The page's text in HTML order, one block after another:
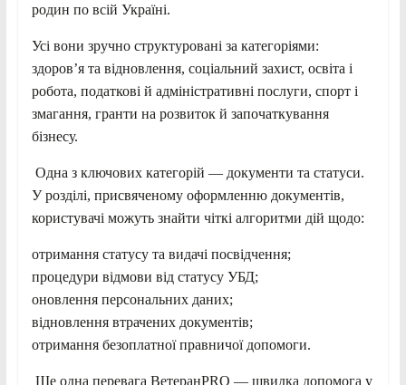
родин по всій Україні.
Усі вони зручно структуровані за категоріями:
здоров’я та відновлення, соціальний захист, освіта і
робота, податкові й адміністративні послуги, спорт і
змагання, гранти на розвиток й започаткування
бізнесу.
Одна з ключових категорій — документи та статуси.
У розділі, присвяченому оформленню документів,
користувачі можуть знайти чіткі алгоритми дій щодо:
отримання статусу та видачі посвідчення;
процедури відмови від статусу УБД;
оновлення персональних даних;
відновлення втрачених документів;
отримання безоплатної правничої допомоги.
Ще одна перевага ВетеранPRO — швидка допомога у